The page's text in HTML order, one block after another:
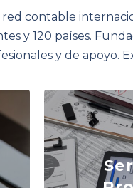
red contable
y 120 países.
y de apoyo.
Seguridad para los
sus acreedores
relaciones con